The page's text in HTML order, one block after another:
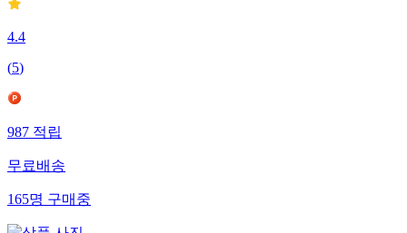
4.4
(5)
987적립
무료배송
165명구매중